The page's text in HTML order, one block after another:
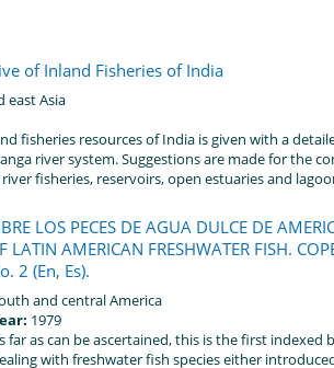
of Inland Fisheries of India
east Asia
fisheries resources of India is given with a
river system. Suggestions are made for the
fisheries, reservoirs, open estuaries and
LOS PECES DE AGUA DULCE DE
LATIN AMERICAN FRESHWATER FISH.
2 (En, Es).
and central America
1979
far as can be ascertained, this is the first indexed
with freshwater fish species either